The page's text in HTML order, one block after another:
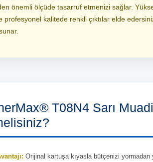
önemli ölçüde tasarruf etmenizi sağlar.
profesyonel kalitede renkli çıktılar elde
T08N4 Sarı
Orijinal kartuşa kıyasla bütçenizi yormadan